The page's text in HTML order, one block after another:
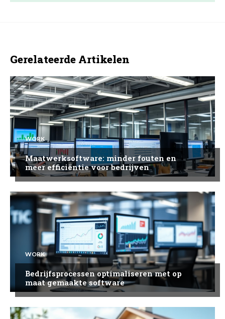
Gerelateerde Artikelen
WORK
Maatwerksoftware: minder fouten en
meer efficiëntie voor bedrijven
WORK
Bedrijfsprocessen optimaliseren met op
maat gemaakte software